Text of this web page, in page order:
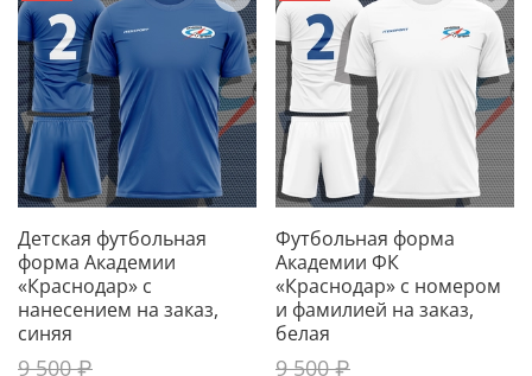
Детская футбольная
форма Академии
«Краснодар» с
нанесением на заказ,
синяя
9 500 ₽
Футбольная форма
Академии ФК
«Краснодар» с номером
и фамилией на заказ,
белая
9 500 ₽